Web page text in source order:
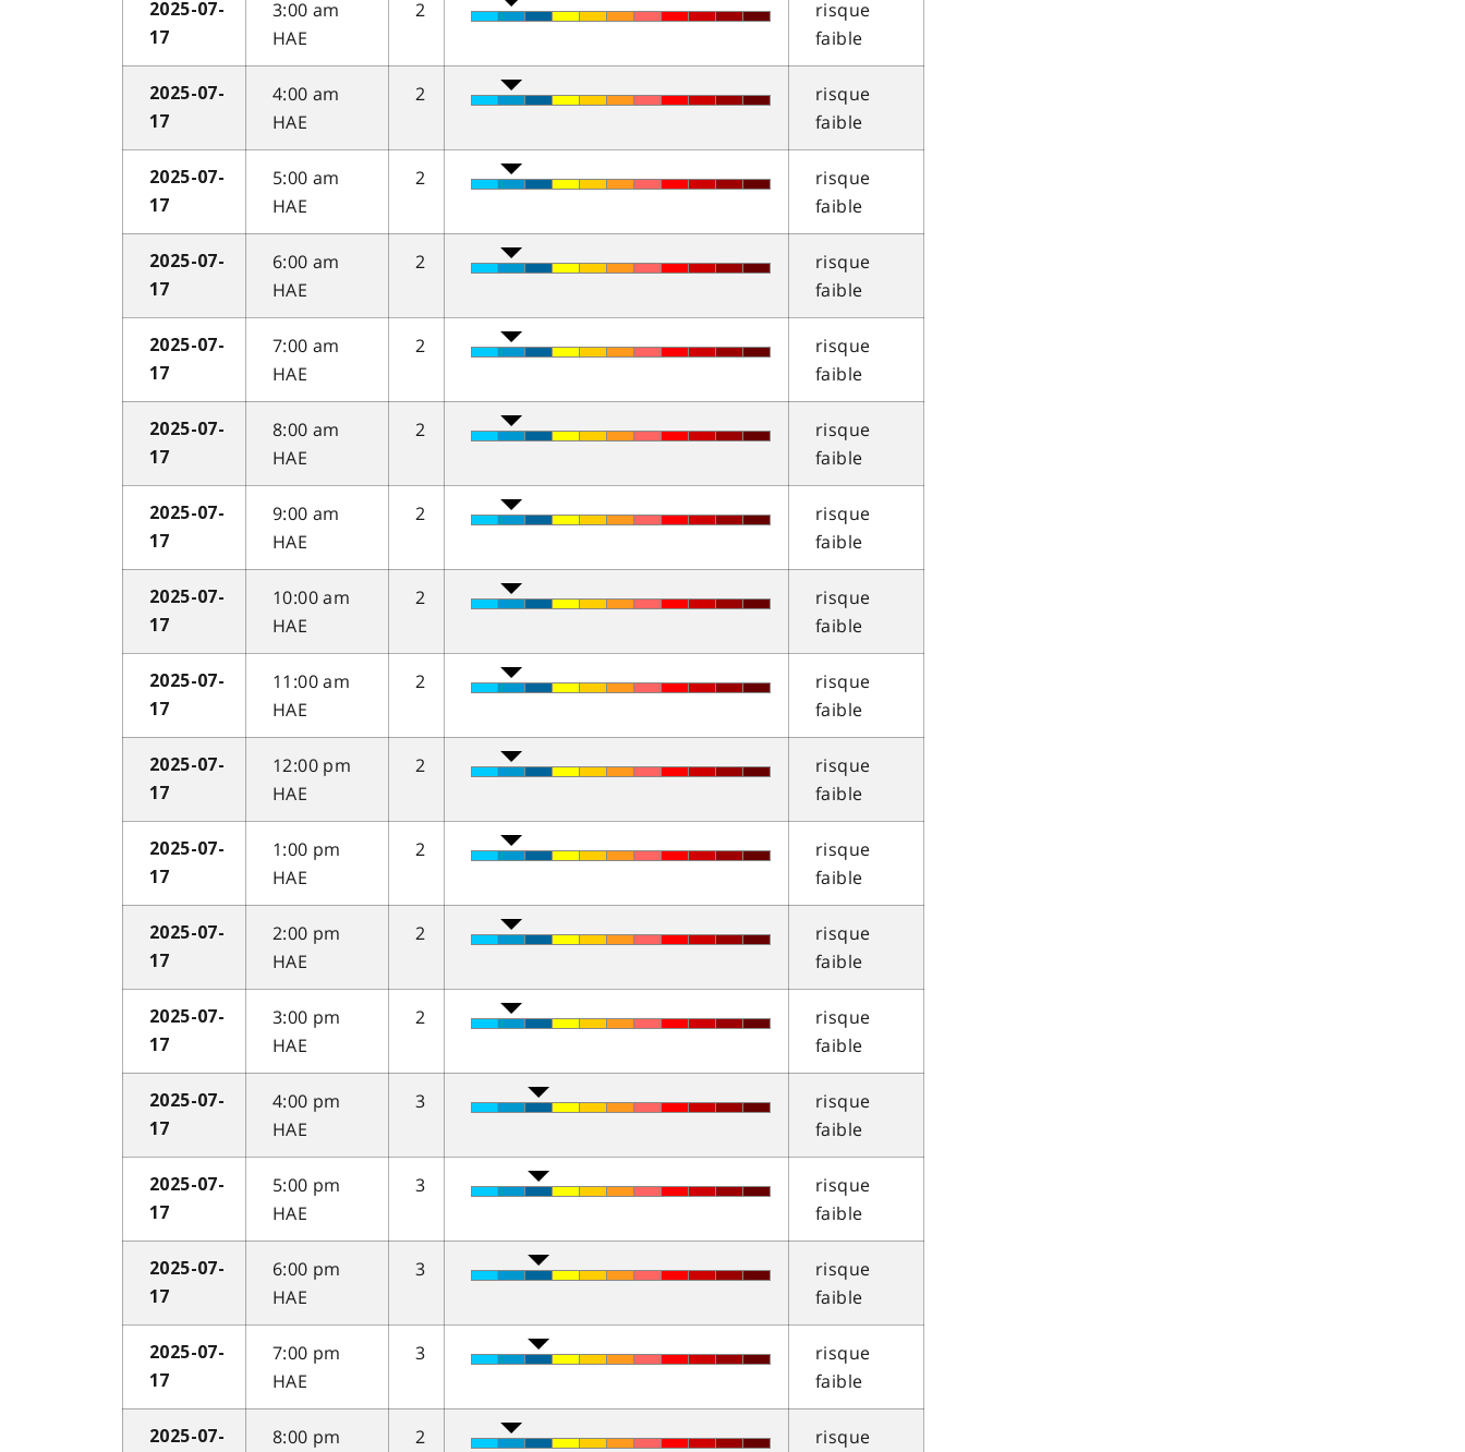
2025-07-
17
3:00 am
HAE
2
risque
faible
2025-07-
17
4:00 am
HAE
2
risque
faible
2025-07-
17
5:00 am
HAE
2
risque
faible
2025-07-
17
6:00 am
HAE
2
risque
faible
2025-07-
17
7:00 am
HAE
2
risque
faible
2025-07-
17
8:00 am
HAE
2
risque
faible
2025-07-
17
9:00 am
HAE
2
risque
faible
2025-07-
17
10:00 am
HAE
2
risque
faible
2025-07-
17
11:00 am
HAE
2
risque
faible
2025-07-
17
12:00 pm
HAE
2
risque
faible
2025-07-
17
1:00 pm
HAE
2
risque
faible
2025-07-
17
2:00 pm
HAE
2
risque
faible
2025-07-
17
3:00 pm
HAE
2
risque
faible
2025-07-
17
4:00 pm
HAE
3
risque
faible
2025-07-
17
5:00 pm
HAE
3
risque
faible
2025-07-
17
6:00 pm
HAE
3
risque
faible
2025-07-
17
7:00 pm
HAE
3
risque
faible
2025-07-
8:00 pm
2
risque